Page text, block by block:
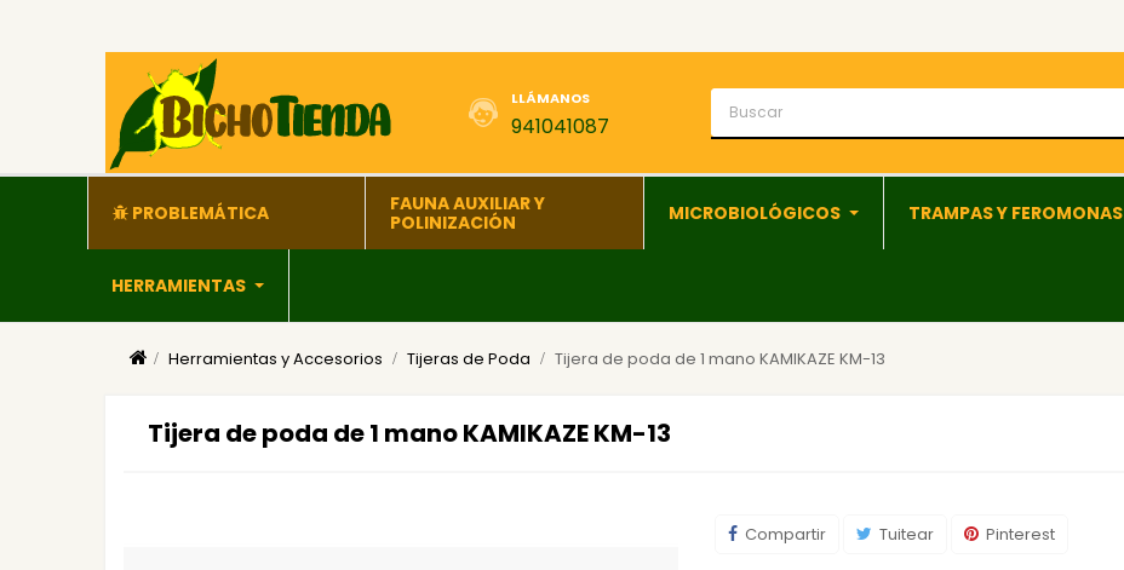
LLÁMANOS
941041087
PROBLEMÁTICA
FAUNA AUXILIAR Y
POLINIZACIÓN
MICROBIOLÓGICOS TRAMPAS Y FEROMONAS
HERRAMIENTAS
Herramientas y Accesorios Tijeras de Poda Tijera de poda de 1 mano KAMIKAZE KM-13
Tijera de poda de 1 mano KAMIKAZE KM-13
Compartir Tuitear Pinterest